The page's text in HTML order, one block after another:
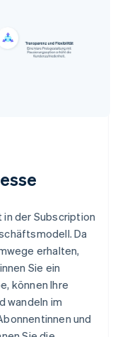
der Subscription
Da
erhalten,
Sie ein
können Ihre
wandeln im
und